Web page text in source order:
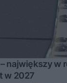
– największy w
w 2027